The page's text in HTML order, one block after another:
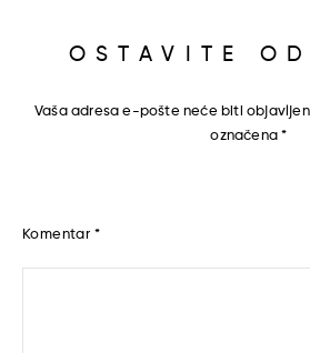
OSTAVITE
Vaša adresa e-pošte neće biti
označena*
Komentar *